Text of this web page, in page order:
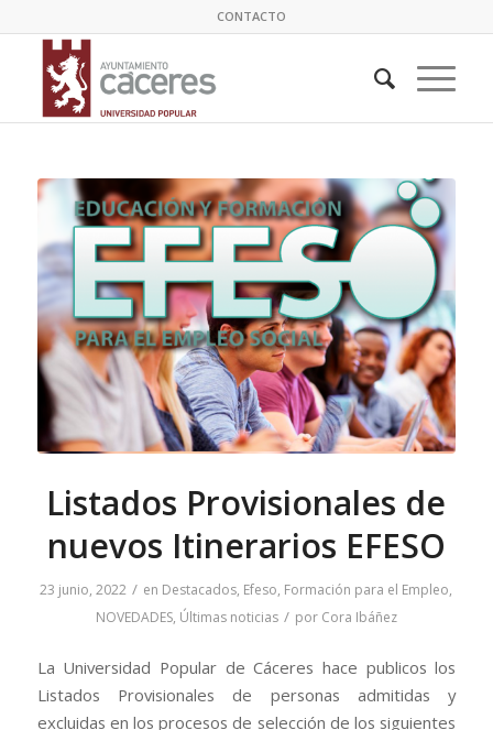
CONTACTO
Listados Provisionales de
nuevos Itinerarios EFESO
23 junio, 2022 / en Destacados, Efeso, Formación para el Empleo,
NOVEDADES, Últimas noticias / por Cora Ibáñez
La Universidad Popular de Cáceres hace publicos los
Listados Provisionales de personas admitidas y
excluidas en los procesos de selección de los siguientes